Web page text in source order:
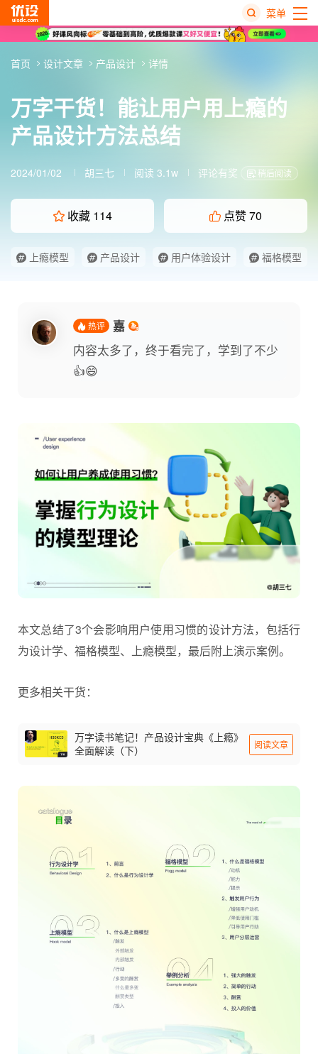
菜单
万字干货！能让用户用上瘾的
产品设计方法总结
2024/01/02 胡三七 阅读 3.1w 评论有奖 稍后阅读
收藏 114 点赞70
上瘾模型 产品设计 用户体验设计
福格模型
首页 设计文章 产品设计 详情
热评 嘉
内容太多了，终于看完了，学到了不少
👍😄
本文总结了3个会影响用户使用习惯的设计方法，包括行
为设计学、 福格模型、 上瘾模型，最后附上演示案例。
更多相关干货：
万字读书笔记！产品设计宝典《上瘾》
全面解读（下）
阅读文章